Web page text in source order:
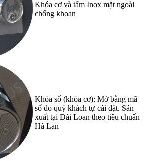
Khóa cơ và tấm Inox mặt ngoài
chống khoan
Khóa số (khóa cơ): Mở bằng mã
số do quý khách tự cài đặt. Sản
xuất tại Đài Loan theo tiêu chuẩn
Hà Lan